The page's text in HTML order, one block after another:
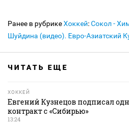
Ранее в рубрикеХоккей:Сокол -
Шуйдина (видео). Евро-Азиатский
ЧИТАТЬ ЕЩЕ
ХОККЕЙ
Евгений Кузнецов подписал
контракт с «Сибирью»
13:24